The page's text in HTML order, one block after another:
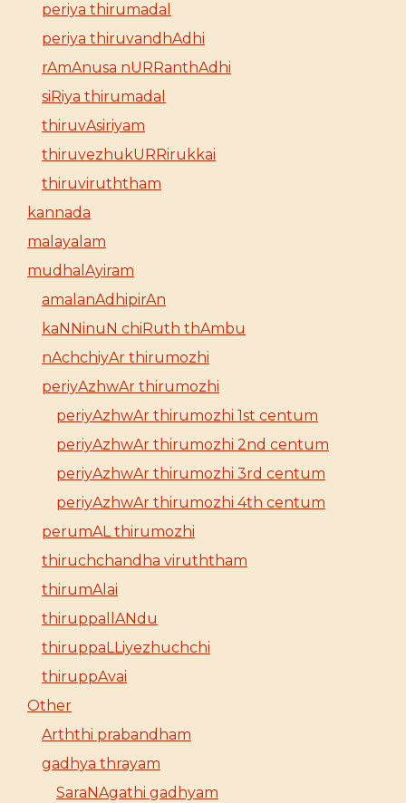
periya thirumadal
periya thiruvandhAdhi
rAmAnusa nURRanthAdhi
siRiya thirumadal
thiruvAsiriyam
thiruvezhukURRirukkai
thiruviruththam
kannada
malayalam
mudhalAyiram
amalanAdhipirAn
kaNNinuN chiRuth thAmbu
nAchchiyAr thirumozhi
periyAzhwAr thirumozhi
periyAzhwAr thirumozhi 1st centum
periyAzhwAr thirumozhi 2nd centum
periyAzhwAr thirumozhi 3rd centum
periyAzhwAr thirumozhi 4th centum
perumAL thirumozhi
thiruchchandha viruththam
thirumAlai
thiruppallANdu
thiruppaLLiyezhuchchi
thiruppAvai
Other
Arththi prabandham
gadhya thrayam
SaraNAgathi gadhyam